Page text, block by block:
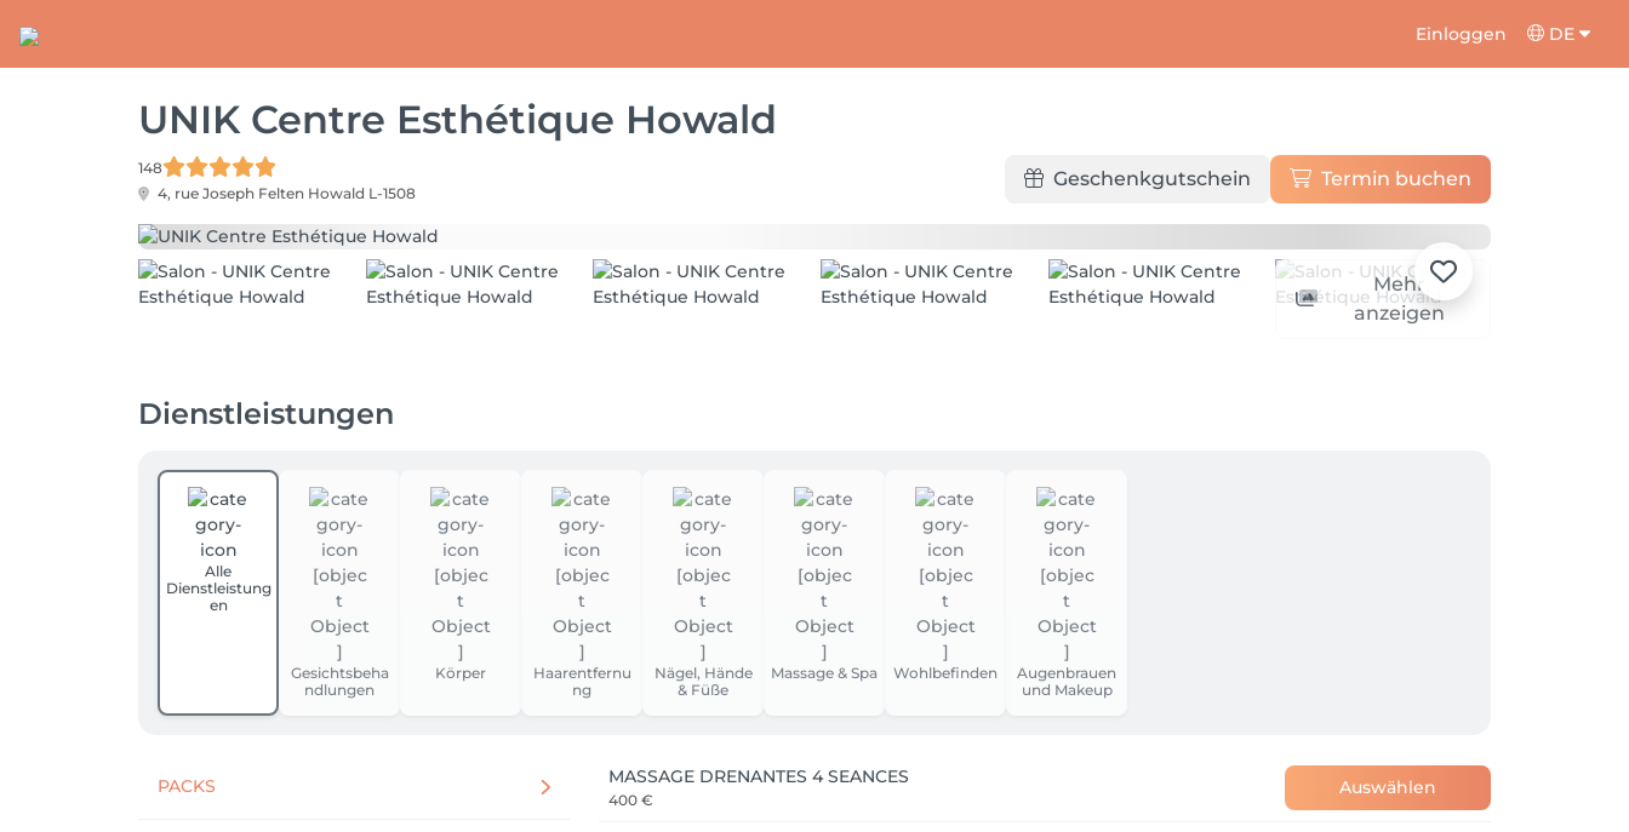
Einloggen DE
UNIK Centre Esthétique Howald
148
4, rue Joseph Felten Howald L-1508
Geschenkgutschein Termin buchen
Mehr
anzeigen
Dienstleistungen
Alle
Dienstleistung
en
Gesichtsbeha
ndlungen
Körper
Haarentfernu
ng
Nägel, Hände
& Füße
Massage & Spa Wohlbefinden
Augenbrauen
und Makeup
PACKS MASSAGE DRENANTES 4 SEANCES
400 €
Auswählen